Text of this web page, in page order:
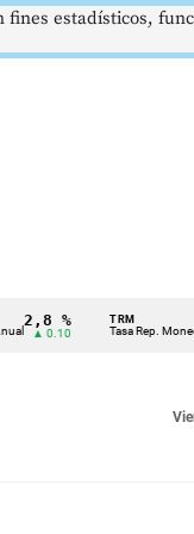
TRM
Tasa Rep. Moneda
estadísticos,